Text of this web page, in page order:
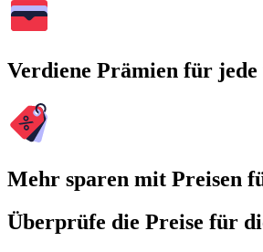
Verdiene Prämien für
Mehr sparen mit Preisen
Überprüfe die Preise für